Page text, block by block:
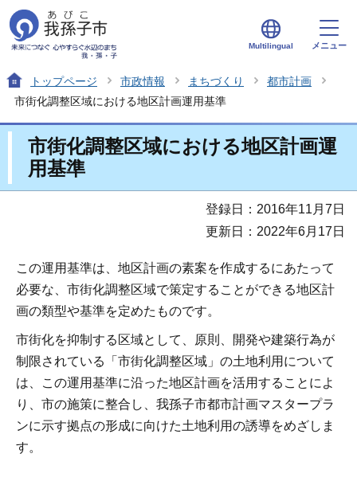
Multilingual メニュー
トップページ 市政情報 まちづくり
都市計画
市街化調整区域における地区計画運用基準
市街化調整区域における地区計画運
用基準
登録日：2016年11月7日
更新日：2022年6月17日
この運用基準は、地区計画の素案を作成するにあたって
必要な、市街化調整区域で策定することができる地区計
画の類型や基準を定めたものです。
市街化を抑制する区域として、原則、開発や建築行為が
制限されている「市街化調整区域」の土地利用について
は、この運用基準に沿った地区計画を活用することによ
り、市の施策に整合し、我孫子市都市計画マスタープラ
ンに示す拠点の形成に向けた土地利用の誘導をめざしま
す。